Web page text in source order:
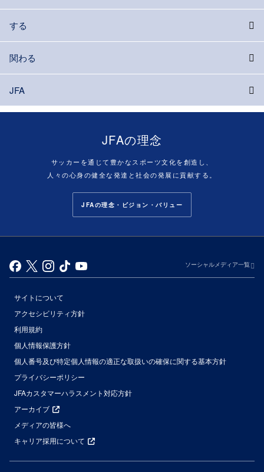
する
関わる
JFA
JFAの理念
サッカーを通じて豊かなスポーツ文化を創造し、
人々の心身の健全な発達と社会の発展に貢献する。
JFAの理念・ビジョン・バリュー
ソーシャルメディア一覧
サイトについて
アクセシビリティ方針
利用規約
個人情報保護方針
個人番号及び特定個人情報の適正な取扱いの確保に関する基本方針
プライバシーポリシー
JFAカスタマーハラスメント対応方針
アーカイブ
メディアの皆様へ
キャリア採用について